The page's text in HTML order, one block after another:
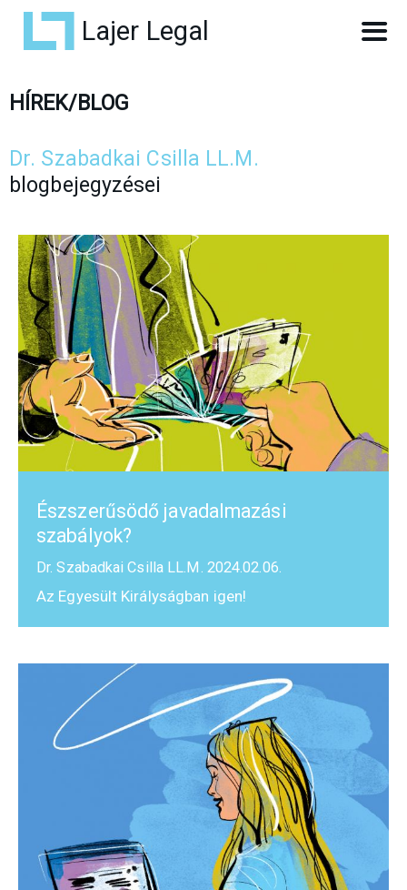
Lajer Legal
HÍREK/BLOG
Dr. Szabadkai Csilla LL.M.
blogbejegyzései
Észszerűsödő javadalmazási
szabályok?
Dr. Szabadkai Csilla LL.M. 2024.02.06.
Az Egyesült Királyságban igen!